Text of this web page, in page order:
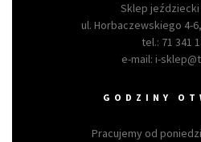
Sklep jeździecki
ul. Horbaczewskiego 4-
tel.: 71 341
e-mail: i-
GODZINY
Pracujemy od